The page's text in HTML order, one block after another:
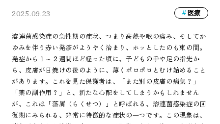
2025.09.23 医療
溶連菌感染症の急性期の症状、つまり高熱や喉の痛み、そしてか
ゆみを伴う赤い発疹がようやく治まり、ホッとしたのも束の間。
発症から１～２週間ほど経った頃に、子どもの手や足の指先か
ら、皮膚が日焼けの後のように、薄くポロポロとむけ始めること
があります。これを見た保護者は、「また別の皮膚の病気？」
「薬の副作用？」と、新たな心配をしてしまうかもしれません
が、これは「落屑（らくせつ）」と呼ばれる、溶連菌感染症の回
復期にみられる、非常に特徴的な症状の一つです。この現象は、